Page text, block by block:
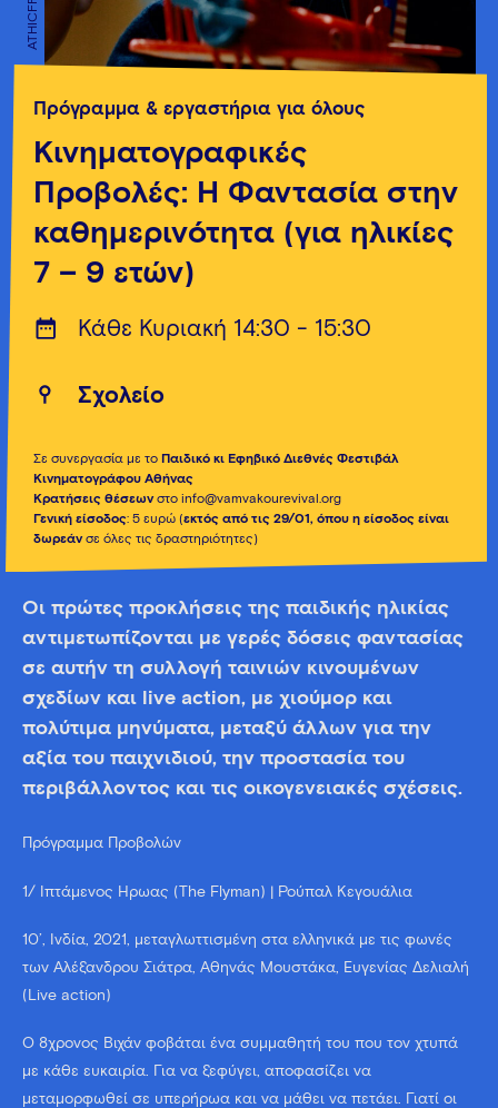
ATHICFF
Πρόγραμμα & εργαστήρια για όλους
Κινηματογραφικές
Προβολές: Η Φαντασία στην
καθημερινότητα (για ηλικίες
7 – 9 ετών)
Κάθε Κυριακή 14:30 - 15:30
Σχολείο
Σε συνεργασία με το Παιδικό κι Εφηβικό Διεθνές Φεστιβάλ
Κινηματογράφου Αθήνας
Κρατήσεις θέσεωνστο info@vamvakourevival.org
Γενική είσοδος: 5 ευρώ (εκτός από τις 29/01, όπου η είσοδος είναι
δωρεάνσε όλες τις δραστηριότητες)
Οι πρώτες προκλήσεις της παιδικής ηλικίας
αντιμετωπίζονται με γερές δόσεις φαντασίας
σε αυτήν τη συλλογή ταινιών κινουμένων
σχεδίων και live action, με χιούμορ και
πολύτιμα μηνύματα, μεταξύ άλλων για την
αξία του παιχνιδιού, την προστασία του
περιβάλλοντος και τις οικογενειακές σχέσεις.
Πρόγραμμα Προβολών
1/ Ιπτάμενος Ήρωας (The Flyman) | Ρούπαλ Κεγουάλια
10’, Ινδία, 2021, μεταγλωττισμένη στα ελληνικά με τις φωνές
των Αλέξανδρου Σιάτρα, Αθηνάς Μουστάκα, Ευγενίας Δελιαλή
(Live action)
Ο 8χρονος Βιχάν φοβάται ένα συμμαθητή του που τον χτυπά
με κάθε ευκαιρία. Για να ξεφύγει, αποφασίζει να
μεταμορφωθεί σε υπερήρωα και να μάθει να πετάει. Γιατί οι